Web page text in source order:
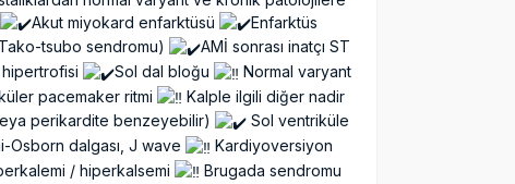
Akut miyokard enfarktüsü
Enfarktüs
tsubo sendromu)
AMİ sonrası inatçı ST
Sol dal bloğu
Normal varyant
pacemaker ritmi
Kalple ilgili diğer nadir
perikardite benzeyebilir)
Sol ventriküle
Osborn dalgası, J wave
Kardiyoversiyon
/ hiperkalsemi
Brugada sendromu